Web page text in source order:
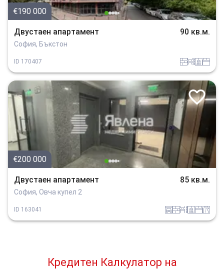
€190 000
Двустаен апартамент 90 кв.м.
София, Бъкстон
ID 170407 tuhlaobzavejdne_0 sanitarno_pomeshtenie spalnia
€200 000
Двустаен апартамент 85 кв.м.
София, Овча купел 2
ID 163041 garajtuhlaobzavejdne_0 sanitarno_pomeshtenie spalniav_blizost_do_asfaltiran_put
Кредитен Калкулатор на